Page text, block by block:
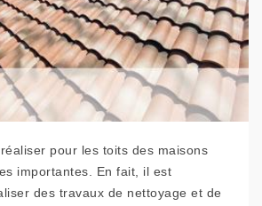
pour les toits des maisons
importantes. En fait, il est
des travaux de nettoyage et de